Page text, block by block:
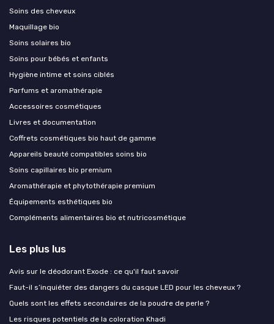
Soins des cheveux
Maquillage bio
Soins solaires bio
Soins pour bébés et enfants
Hygiène intime et soins ciblés
Parfums et aromathérapie
Accessoires cosmétiques
Livres et documentation
Coffrets cosmétiques bio haut de gamme
Appareils beauté compatibles soins bio
Soins capillaires bio premium
Aromathérapie et phytothérapie premium
Équipements esthétiques bio
Compléments alimentaires bio et nutricosmétique
Les plus lus
Avis sur le déodorant Exode : ce qu'il faut savoir
Faut-il s’inquiéter des dangers du casque LED pour les cheveux ?
Quels sont les effets secondaires de la poudre de perle ?
Les risques potentiels de la coloration Khadi